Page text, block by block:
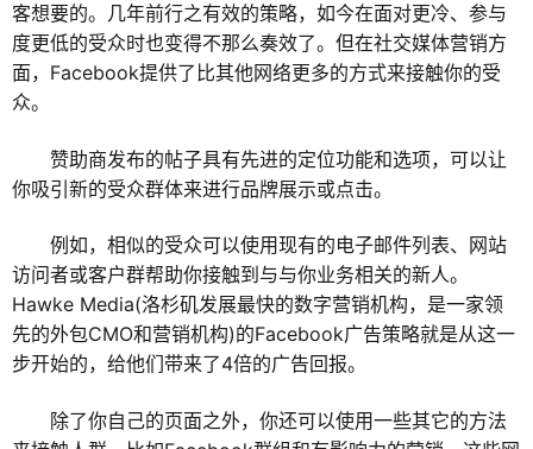
客想要的。几年前行之有效的策略，如今在面对更冷、参与
度更低的受众时也变得不那么奏效了。但在社交媒体营销方
面，Facebook提供了比其他网络更多的方式来接触你的受
众。
赞助商发布的帖子具有先进的定位功能和选项，可以让
你吸引新的受众群体来进行品牌展示或点击。
例如，相似的受众可以使用现有的电子邮件列表、网站
访问者或客户群帮助你接触到与与你业务相关的新人。
Hawke Media(洛杉矶发展最快的数字营销机构，是一家领
先的外包CMO和营销机构)的Facebook广告策略就是从这一
步开始的，给他们带来了4倍的广告回报。
除了你自己的页面之外，你还可以使用一些其它的方法